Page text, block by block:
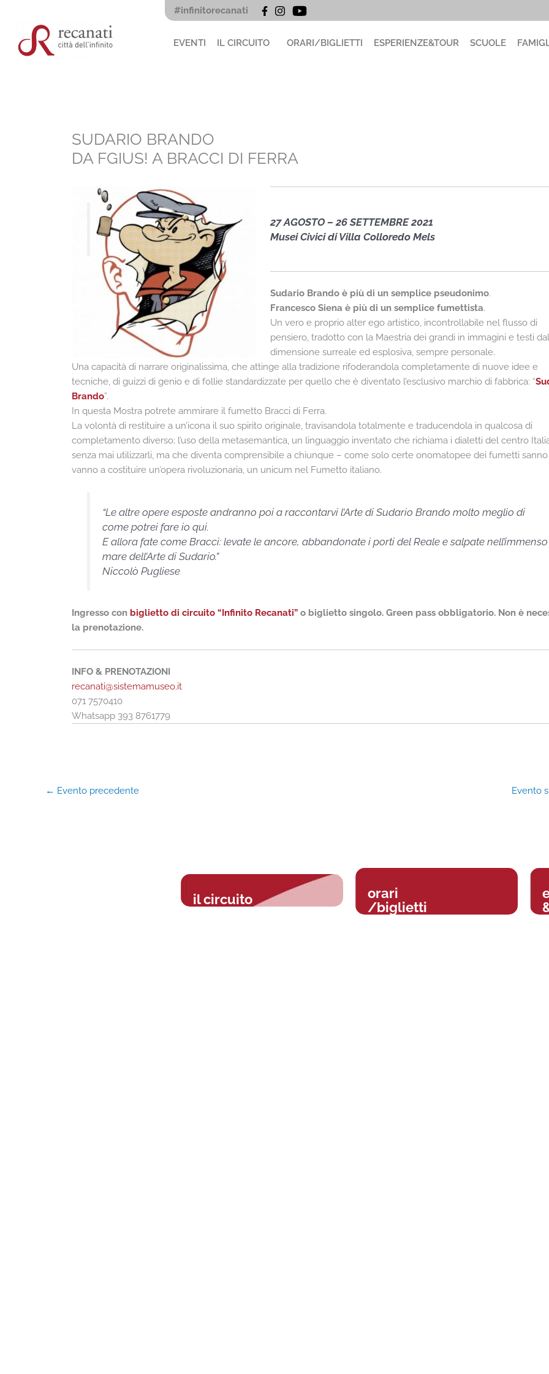
contenuto
#infinitorecanati
EVENTI IL CIRCUITO ORARI/BIGLIETTI ESPERIENZE&TOUR SCUOLE
SUDARIO BRANDO
DA FGIUS! A BRACCI DI FERRA
27 AGOSTO – 26 SETTEMBRE 2021
Musei Civici di Villa Colloredo Mels
Sudario Brando è più di un semplice pseudonimo.
Francesco Siena è più di un semplice fumettista.
Un vero e proprio alter ego artistico, incontrollabile nel flusso di
pensiero, tradotto con la Maestria dei grandi in immagini e testi
dimensione surreale ed esplosiva, sempre personale.
Una capacità di narrare originalissima, che attinge alla tradizione rifoderandola completamente di nuove idee e
tecniche, di guizzi di genio e di follie standardizzate per quello che è diventato l’esclusivo marchio di fabbrica: “
Brando”.
In questa Mostra potrete ammirare il fumetto Bracci di Ferra.
La volontà di restituire a un’icona il suo spirito originale, travisandola totalmente e traducendola in qualcosa di
completamento diverso; l’uso della metasemantica, un linguaggio inventato che richiama i dialetti del centro
senza mai utilizzarli, ma che diventa comprensibile a chiunque – come solo certe onomatopee dei fumetti
vanno a costituire un’opera rivoluzionaria, un unicum nel Fumetto italiano.
“Le altre opere esposte andranno poi a raccontarvi l’Arte di Sudario Brando molto meglio di
come potrei fare io qui.
E allora fate come Bracci: levate le ancore, abbandonate i porti del Reale e salpate nell’immenso
mare dell’Arte di Sudario.”
Niccolò Pugliese
Ingresso con biglietto di circuito “Infinito Recanati” o biglietto singolo. Green pass obbligatorio. Non è
la prenotazione.
INFO & PRENOTAZIONI
recanati@sistemamuseo.it
071 7570410
Whatsapp 393 8761779
← Evento precedente Evento
il circuito
orari
/biglietti